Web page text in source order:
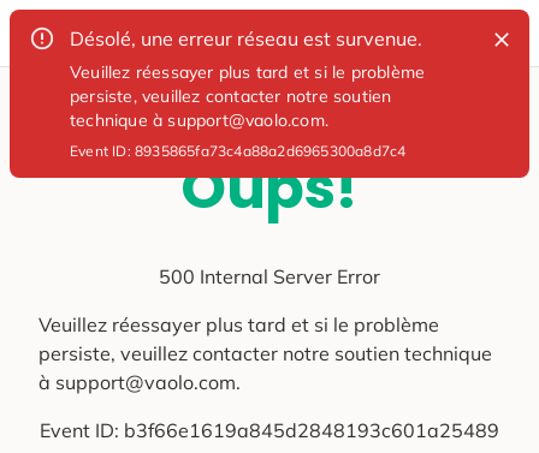
Désolé, une erreur réseau est survenue.
Veuillez réessayer plus tard et si le problème
persiste, veuillez contacter notre soutien
technique à support@vaolo.com.
Event ID:8935865fa73c4a88a2d6965300a8d7c4
Oups!
500 Internal Server Error
Veuillez réessayer plus tard et si le problème
persiste, veuillez contacter notre soutien technique
à support@vaolo.com.
Event ID: b3f66e1619a845d2848193c601a25489